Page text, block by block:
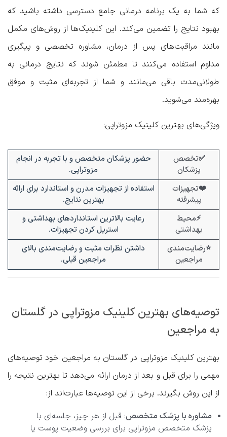
که شما به یک برنامه درمانی جامع دسترسی داشته باشید که
بهبود نتایج را تضمین می‌کند. این کلینیک‌ها از روش‌های مکمل
مانند مراقبت‌های پس از درمان، مشاوره تخصصی و پیگیری
مداوم استفاده می‌کنند تا مطمئن شوند که نتایج درمانی به
طولانی‌مدت باقی می‌مانند و شما از تجربه‌ای مثبت و موفق
بهره‌مند می‌شوید.
ویژگی‌های بهترین کلینیک مزوتراپی:
✅تخصص
پزشکان
حضور پزشکان متخصص و با تجربه در انجام
مزوتراپی.
❤️تجهیزات
پیشرفته
استفاده از تجهیزات مدرن و استاندارد برای ارائه
بهترین نتایج.
⚡محیط
بهداشتی
رعایت بالاترین استانداردهای بهداشتی و
استریل کردن تجهیزات.
⭐رضایت‌مندی
مراجعین
داشتن نظرات مثبت و رضایت‌مندی بالای
مراجعین قبلی.
توصیه‌های بهترین کلینیک مزوتراپی در گلستان
به مراجعین
بهترین کلینیک مزوتراپی در گلستان به مراجعین خود توصیه‌های
مهمی را برای قبل و بعد از درمان ارائه می‌دهد تا بهترین نتیجه را
از این روش بگیرند. برخی از این توصیه‌ها عبارت‌اند از:
مشاوره با پزشک متخصص: قبل از هر چیز، جلسه‌ای با
پزشک متخصص مزوتراپی برای بررسی وضعیت پوست یا